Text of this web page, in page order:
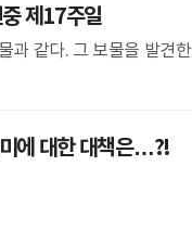
제17주일
과 같다. 그 보물을 발견
에 대한 대책은…?!